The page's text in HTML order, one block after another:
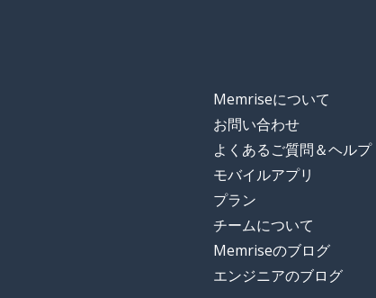
Memriseについて
お問い合わせ
よくあるご質問＆ヘルプ
モバイルアプリ
プラン
チームについて
Memriseのブログ
エンジニアのブログ